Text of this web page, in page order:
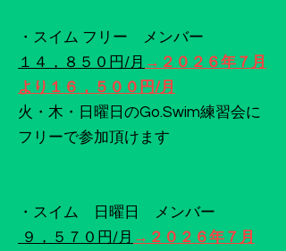
・スイム フリー メンバー
１４，８５０円/月 →２０２６年７月
より１６，５００円/月
火・木・日曜日のGo.Swim練習会に
フリーで参加頂けます
・スイム 日曜日 メンバー
９，５７０円/月 → ２０２６年７月